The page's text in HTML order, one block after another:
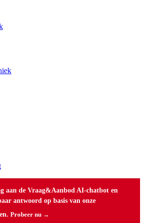
aan de Vraag&Aanbod AI-chatbot en
antwoord op basis van onze
Probeer nu →